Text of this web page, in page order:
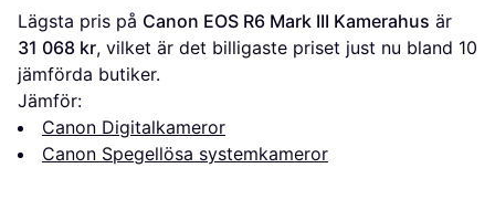
Lägsta pris på Canon EOS R6 Mark III Kamerahus
31 068 kr, vilket är det billigaste priset just nu bland 10
jämförda butiker.
Jämför:
Canon Digitalkameror
Canon Spegellösa systemkameror